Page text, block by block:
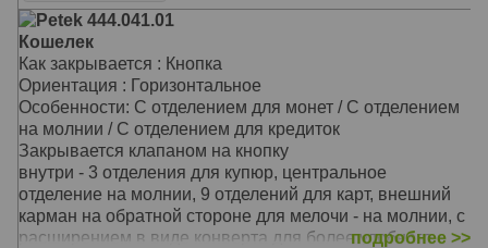
На закрывающемся блоке имеются еще пять
прорезных карманов для карточек, окошко для
документов из прозрачной прочной сетки и одно
дополнительное отделение
Перед монетницей на внешней стороне находятся два
кармашка для карточек и одно дополнительное
отделение для бумаг на всю длину портмоне
Материал: Натуральная кожа
Цвет: Чёрный
Тип: прямой
Размер: 19,0х10,0 см
Petek 444.041.01
Кошелек
Как закрывается : Кнопка
Ориентация : Горизонтальное
Особенности: С отделением для монет / С отделением
на молнии / С отделением для кредиток
Закрывается клапаном на кнопку
внутри - 3 отделения для купюр, центральное
отделение на молнии, 9 отделений для карт, внешний
карман на обратной стороне для мелочи - на молнии, с
расширением в виде конверта для более удобного
подробнее >>